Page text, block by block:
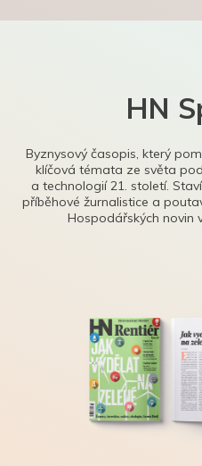
HN
Byznysový časopis, který
klíčová témata ze světa
a technologií 21. století.
příběhové žurnalistice a
Hospodářských novin